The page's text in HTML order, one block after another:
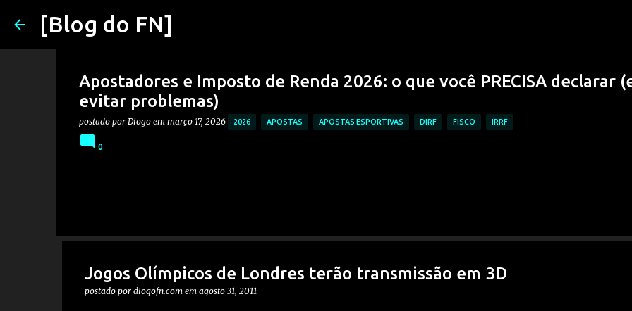
[Blog do FN]
Apostadores e Imposto de Renda 2026: o que você PRECISA declarar
evitar problemas)
postado por Diogo em março 17, 2026 2026 APOSTAS APOSTAS ESPORTIVAS DIRF FISCO IRRF
0
Jogos Olímpicos de Londres terão transmissão em 3D
postado por diogofn.com em agosto 31, 2011